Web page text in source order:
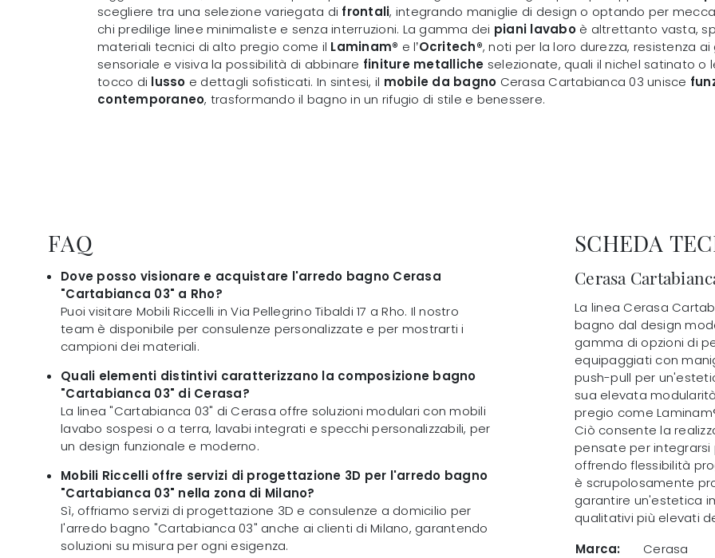
scegliere tra una selezione variegata di frontali, integrando maniglie di design o optando per
chi predilige linee minimaliste e senza interruzioni. La gamma dei piani lavaboè altrettanto vasta,
materiali tecnici di alto pregio come il Laminam® e l’Ocritech®, noti per la loro durezza, resistenza
sensoriale e visiva la possibilità di abbinare finiture metalliche selezionate, quali il nichel satinato
tocco di lusso e dettagli sofisticati. In sintesi, il mobile da bagno Cerasa Cartabianca 03 unisce
contemporaneo, trasformando il bagno in un rifugio di stile e benessere.
FAQ
Dove posso visionare e acquistare l'arredo bagno Cerasa
"Cartabianca 03" a Rho?
Puoi visitare Mobili Riccelli in Via Pellegrino Tibaldi 17 a Rho. Il nostro
team è disponibile per consulenze personalizzate e per mostrarti i
campioni dei materiali.
Quali elementi distintivi caratterizzano la composizione bagno
"Cartabianca 03" di Cerasa?
La linea "Cartabianca 03" di Cerasa offre soluzioni modulari con mobili
lavabo sospesi o a terra, lavabi integrati e specchi personalizzabili, per
un design funzionale e moderno.
Mobili Riccelli offre servizi di progettazione 3D per l'arredo bagno
"Cartabianca 03" nella zona di Milano?
Sì, offriamo servizi di progettazione 3D e consulenze a domicilio per
l'arredo bagno "Cartabianca 03" anche ai clienti di Milano, garantendo
soluzioni su misura per ogni esigenza.
SCHEDA
Cerasa
La linea Cerasa
bagno dal design
gamma di opzioni di
equipaggiati con
push-pull per
sua elevata
pregio come
Ciò consente la
pensate per
offrendo flessibilità
è scrupolosamente
garantire un'estetica
qualitativi più elevati
Marca:
Cerasa